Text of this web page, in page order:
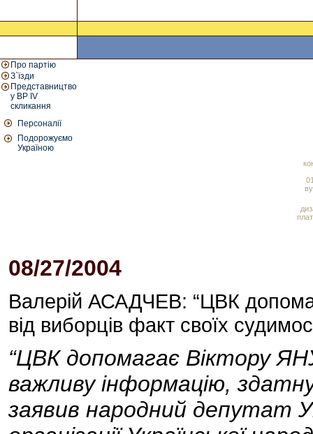
Про партію
З`їзди
Представництво
у ВР IV
скликання
Персоналії
Подорожуємо
Україною
08/27/2004
Валерій АСАДЧЕВ: “ЦВК
від виборців факт своїх
“ЦВК допомагає Віктору
важливу інформацію,
заявив народний депутат